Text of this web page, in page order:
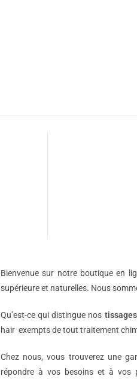
Bienvenue sur notre boutique en
supérieure et naturelles. Nous
Qu’est-ce qui distingue nos
hair exempts de tout traitement
Chez nous, vous trouverez une
répondre à vos besoins et à vos